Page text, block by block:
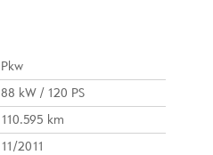
Pkw
88 kW / 120 PS
110.595 km
11/2011